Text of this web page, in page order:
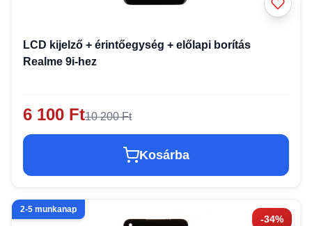
LCD kijelző + érintőegység + előlapi borítás
Realme 9i-hez
6 100 Ft10 200 Ft
Kosárba
-34%
2-5 munkanap